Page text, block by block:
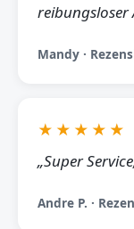
reibungsloser
Mandy ·
★★★★★
„Super
Andre P. ·